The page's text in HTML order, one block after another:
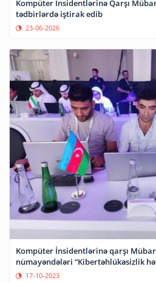
Kompüter İnsidentlərinə Qarşı
tədbirlərdə iştirak edib
23-06-2026
Kompüter İnsidentlərinə qarşı
nümayəndələri “Kibertəhlükəsizlik
17-10-2023